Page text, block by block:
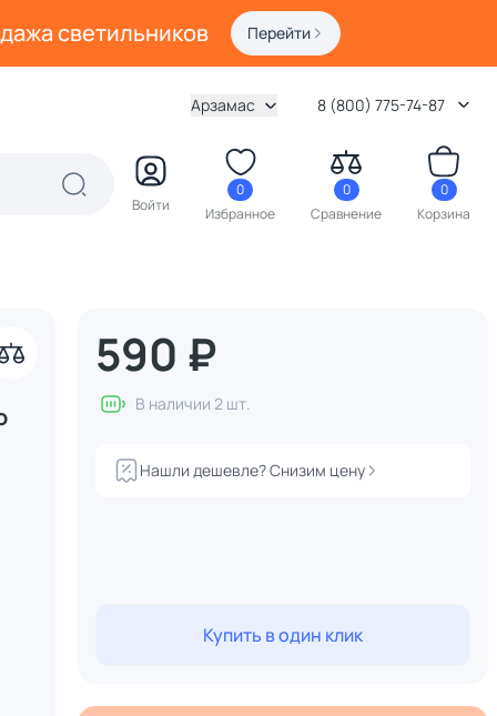
светильников Перейти
Арзамас 8 (800) 775-74-87
Войти
0
Избранное
0
Сравнение
0
Корзина
590 ₽
В наличии 2 шт.
Нашли дешевле? Снизим цену
Купить в один клик